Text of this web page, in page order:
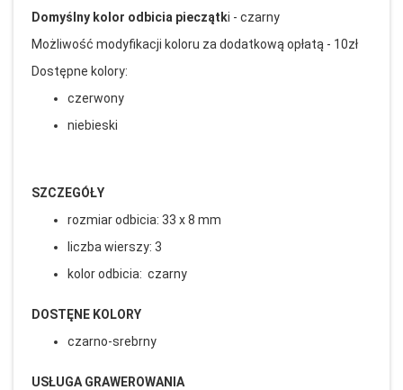
Domyślny kolor odbicia pieczątki - czarny
Możliwość modyfikacji koloru za dodatkową opłatą - 10zł
Dostępne kolory:
czerwony
niebieski
SZCZEGÓŁY
rozmiar odbicia: 33 x 8 mm
liczba wierszy: 3
kolor odbicia: czarny
DOSTĘNE KOLORY
czarno-srebrny
USŁUGA GRAWEROWANIA